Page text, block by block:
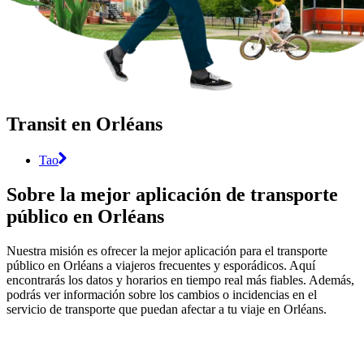
Transit en Orléans
Tao
Sobre la mejor aplicación de transporte
público en Orléans
Nuestra misión es ofrecer la mejor aplicación para el transporte
público en Orléans a viajeros frecuentes y esporádicos. Aquí
encontrarás los datos y horarios en tiempo real más fiables. Además,
podrás ver información sobre los cambios o incidencias en el
servicio de transporte que puedan afectar a tu viaje en Orléans.